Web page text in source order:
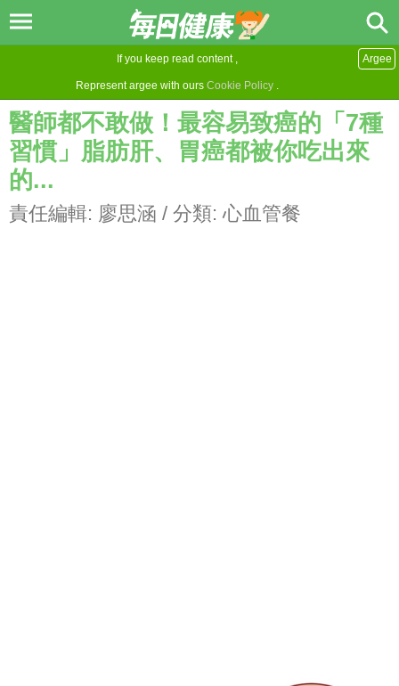
If you keep read content ,
Represent argee with ours Cookie Policy .
Argee
醫師都不敢做！最容易致癌的「7種
習慣」脂肪肝、胃癌都被你吃出來
的...
責任編輯: 廖思涵 / 分類: 心血管餐